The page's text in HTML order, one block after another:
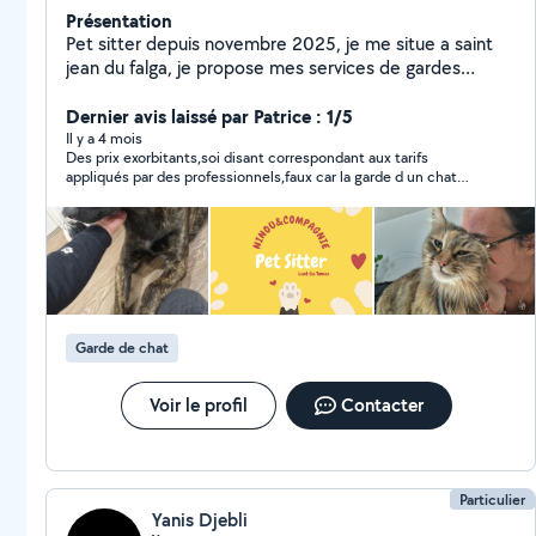
Présentation
Pet sitter depuis novembre 2025, je me situe a saint
jean du falga, je propose mes services de gardes
alentours . Garde à mon domicile, visite au domicile du
propriétaire.
Dernier avis laissé par Patrice : 1/5
Il y a 4 mois
Des prix exorbitants,soi disant correspondant aux tarifs
appliqués par des professionnels,faux car la garde d un chat
Garde de chat
Voir le profil Contacter
Particulier
Yanis Djebli